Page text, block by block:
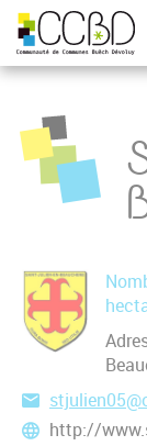
http://
Panneau de